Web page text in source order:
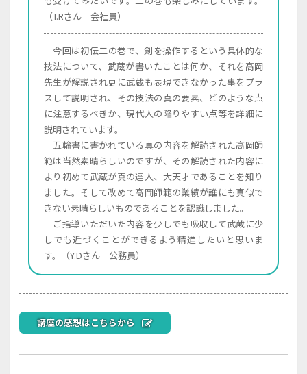
画面をクリックすると元に戻ります。×
（T.Rさん 会社員）
今回は初伝二の巻で、剣を操作するという具体的な
技法について、武蔵が書いたことは何か、それを高岡
先生が解説され更に武蔵も表現できなかった事をプラ
スして説明され、その技法の真の要素、どのような点
に注意するべきか、現代人の陥りやすい点等を詳細に
説明されています。
五輪書に書かれている真の内容を解読された高岡師
範は当然素晴らしいのですが、その解読された内容に
より初めて武蔵が真の達人、大天才であることを知り
ました。そして改めて高岡師範の業績が誰にも真似で
きない素晴らしいものであることを認識しました。
ご指導いただいた内容を少しでも吸収して武蔵に少
しでも近づくことができるよう精進したいと思いま
す。（Y.Dさん 公務員）
講座の感想はこちらから